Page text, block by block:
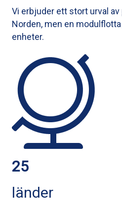
Vi erbjuder ett stort urval
Norden, men en
enheter.
25
länder